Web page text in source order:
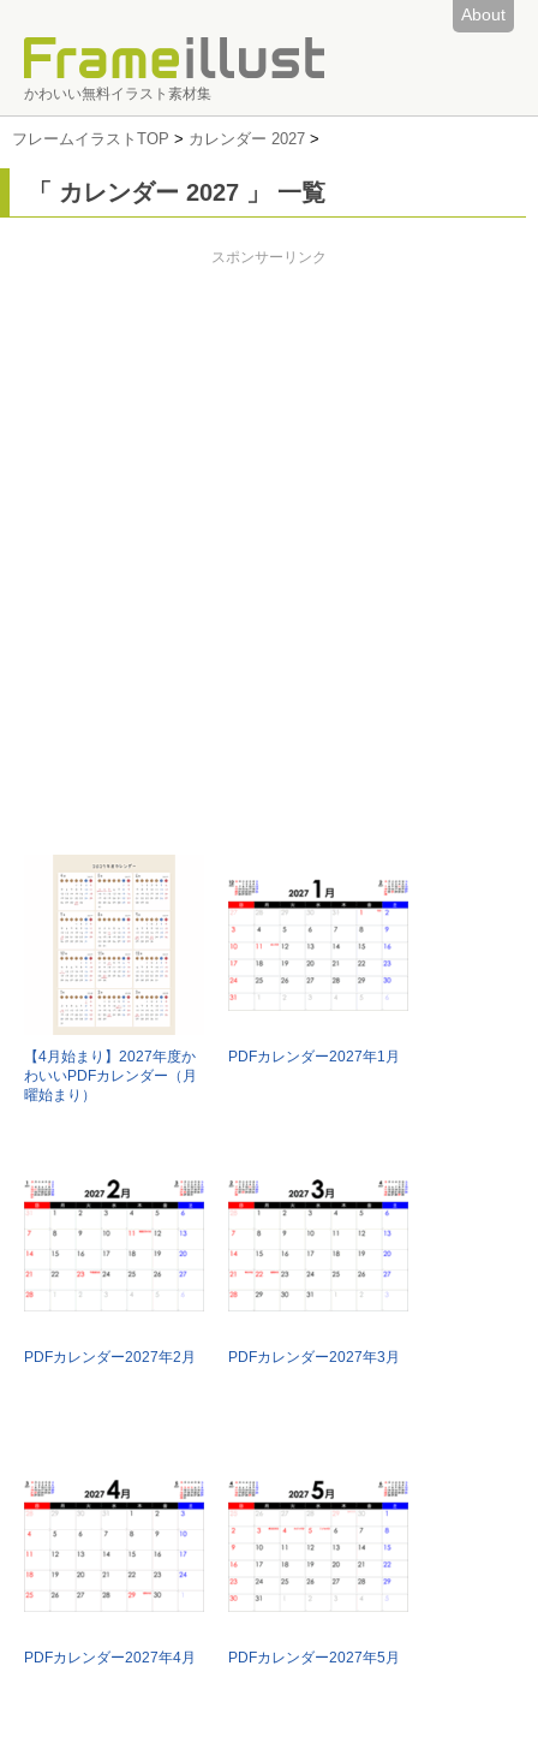
About
かわいい無料イラスト素材集
フレームイラストTOP > カレンダー 2027 >
「 カレンダー 2027 」 一覧
スポンサーリンク
【4月始まり】2027年度か
わいいPDFカレンダー（月
曜始まり）
PDFカレンダー2027年1月
PDFカレンダー2027年2月 PDFカレンダー2027年3月
PDFカレンダー2027年4月 PDFカレンダー2027年5月